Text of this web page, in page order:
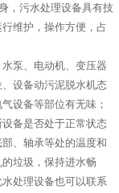
，污水处理设备具有技
维护，操作方便，占
泵、电动机、变压器
设备动污泥脱水机态
设备等部位有无味；
备是否处于正常状态
、轴承等处的温度和
垃圾，保持进水畅
处理设备也可以联系